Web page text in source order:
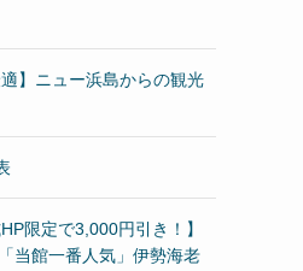
適】ニュー浜島からの観光
限定で3,000円引き！】
当館一番人気」伊勢海老